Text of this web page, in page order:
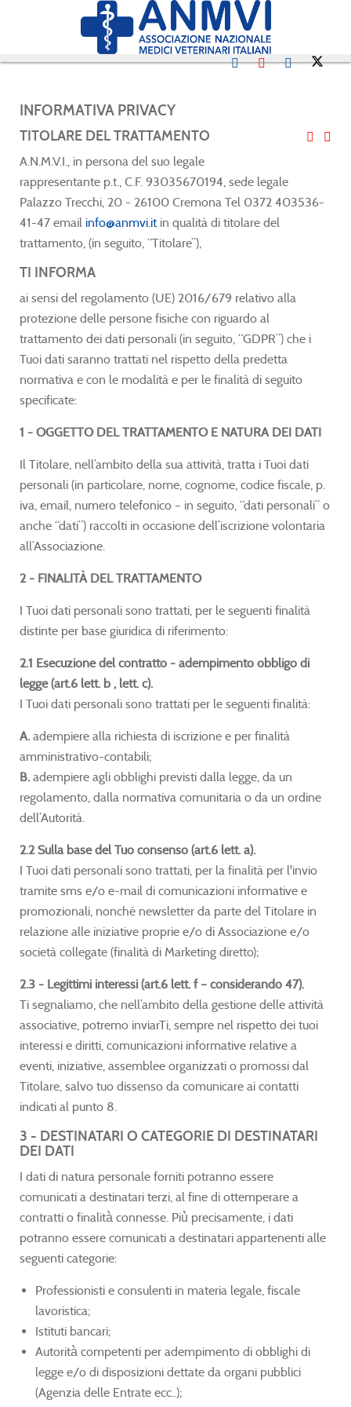
INFORMATIVA PRIVACY
TITOLARE DEL TRATTAMENTO
A.N.M.V.I., in persona del suo legale
rappresentante p.t., C.F. 93035670194, sede legale
Palazzo Trecchi, 20 - 26100 Cremona Tel 0372 403536-
41-47 email info@anmvi.itin qualità di titolare del
trattamento, (in seguito, “Titolare”),
TI INFORMA
ai sensi del regolamento (UE) 2016/679 relativo alla
protezione delle persone fisiche con riguardo al
trattamento dei dati personali (in seguito, “GDPR”) che i
Tuoi dati saranno trattati nel rispetto della predetta
normativa e con le modalità e per le finalità di seguito
specificate:
1 - OGGETTO DEL TRATTAMENTO E NATURA DEI DATI
Il Titolare, nell’ambito della sua attività, tratta i Tuoi dati
personali (in particolare, nome, cognome, codice fiscale, p.
iva, email, numero telefonico – in seguito, “dati personali” o
anche “dati”) raccolti in occasione dell’iscrizione volontaria
all’Associazione.
2 - FINALITÀ DEL TRATTAMENTO
I Tuoi dati personali sono trattati, per le seguenti finalità
distinte per base giuridica di riferimento:
2.1 Esecuzione del contratto - adempimento obbligo di
legge (art.6 lett. b , lett. c).
I Tuoi dati personali sono trattati per le seguenti finalità:
A. adempiere alla richiesta di iscrizione e per finalità
amministrativo-contabili;
B. adempiere agli obblighi previsti dalla legge, da un
regolamento, dalla normativa comunitaria o da un ordine
dell’Autorità.
2.2 Sulla base del Tuo consenso (art.6 lett. a).
I Tuoi dati personali sono trattati, per la finalità per l'invio
tramite sms e/o e-mail di comunicazioni informative e
promozionali, nonché newsletter da parte del Titolare in
relazione alle iniziative proprie e/o di Associazione e/o
società collegate (finalità di Marketing diretto);
2.3 - Legittimi interessi (art.6 lett. f – considerando 47).
Ti segnaliamo, che nell’ambito della gestione delle attività
associative, potremo inviarTi, sempre nel rispetto dei tuoi
interessi e diritti, comunicazioni informative relative a
eventi, iniziative, assemblee organizzati o promossi dal
Titolare, salvo tuo dissenso da comunicare ai contatti
indicati al punto 8.
3 - DESTINATARI O CATEGORIE DI DESTINATARI
DEI DATI
I dati di natura personale forniti potranno essere
comunicati a destinatari terzi, al fine di ottemperare a
contratti o finalità̀ connesse. Più̀ precisamente, i dati
potranno essere comunicati a destinatari appartenenti alle
seguenti categorie:
Professionisti e consulenti in materia legale, fiscale
lavoristica;
Istituti bancari;
Autorità̀ competenti per adempimento di obblighi di
legge e/o di disposizioni dettate da organi pubblici
(Agenzia delle Entrate ecc..);